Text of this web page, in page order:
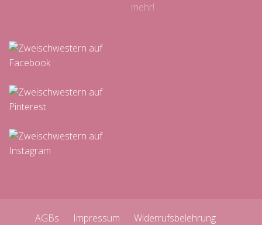
mehr!
AGBs Impressum Widerrufsbelehrung